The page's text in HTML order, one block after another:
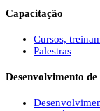
Capacitação
Cursos,
Palestras
Desenvolvimento